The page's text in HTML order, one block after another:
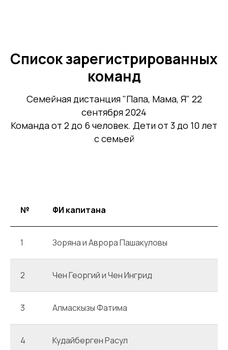
Список зарегистрированных
команд
Семейная дистанция "Папа, Мама, Я" 22
сентября 2024
Команда от 2 до 6 человек. Дети от 3 до 10 лет
с семьей
№ ФИ капитана
1 Зоряна и Аврора Пашакуловы
2 Чен Георгий и Чен Ингрид
3 Алмаскызы Фатима
4 Кудайберген Расул